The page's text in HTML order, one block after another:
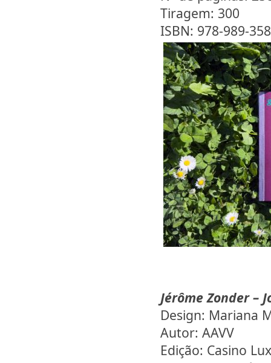
Tiragem: 300
ISBN: 978-989-
Jérôme Zonder –
Design: Mariana
Autor: AAVV
Edição: Casino